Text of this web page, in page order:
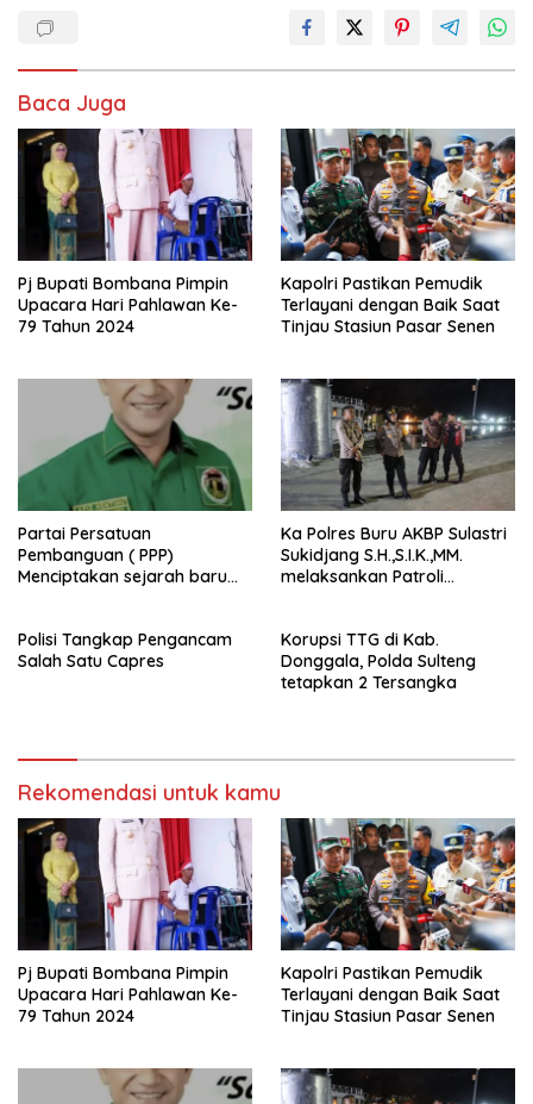
Baca Juga
Pj Bupati Bombana Pimpin
Upacara Hari Pahlawan Ke-
79 Tahun 2024
Kapolri Pastikan Pemudik
Terlayani dengan Baik Saat
Tinjau Stasiun Pasar Senen
Partai Persatuan
Pembanguan ( PPP)
Menciptakan sejarah baru
Buru (Namlea).
Ka Polres Buru AKBP Sulastri
Sukidjang S.H.,S.I.K.,MM.
melaksankan Patroli
Polisi Tangkap Pengancam
Salah Satu Capres
Korupsi TTG di Kab.
Donggala, Polda Sulteng
tetapkan 2 Tersangka
Rekomendasi untuk kamu
Pj Bupati Bombana Pimpin
Upacara Hari Pahlawan Ke-
79 Tahun 2024
Kapolri Pastikan Pemudik
Terlayani dengan Baik Saat
Tinjau Stasiun Pasar Senen